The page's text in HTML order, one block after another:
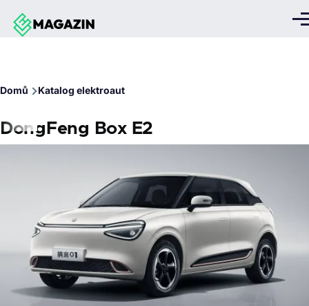
Přejít k hlavnímu obsahu
Domů Katalog elektroaut
DongFeng Box E2